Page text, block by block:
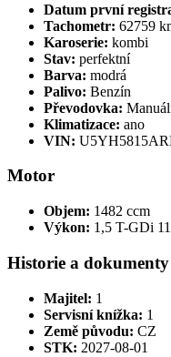
Datum první
Tachometr: 62759
Karoserie: kombi
Stav: perfektní
Barva: modrá
Palivo: Benzín
Převodovka:
Klimatizace: ano
VIN:
Motor
Objem: 1482 ccm
Výkon: 1,5 T-GDi
Historie a dokumenty
Majitel: 1
Servisní knížka: 1
Země původu: CZ
STK: 2027-08-01